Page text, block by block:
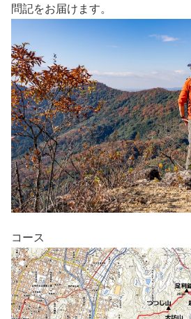
問記をお届けます。
コース